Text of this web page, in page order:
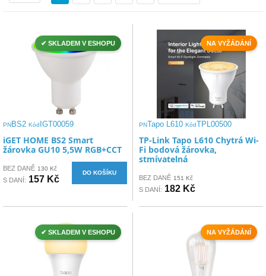
✔ SKLADEM V ESHOPU
PNBS2 Kód IGT00059
iGET HOME BS2 Smart
žárovka GU10 5,5W RGB+CCT
BEZ DANĚ 130 Kč
S DANÍ: 157 Kč
DO KOŠÍKU
NA VYŽÁDÁNÍ
PNTapo L610 KódTPL00500
TP-Link Tapo L610 Chytrá Wi-
Fi bodová žárovka,
stmívatelná
BEZ DANĚ 151 Kč
S DANÍ: 182 Kč
✔ SKLADEM V ESHOPU NA VYŽÁDÁNÍ